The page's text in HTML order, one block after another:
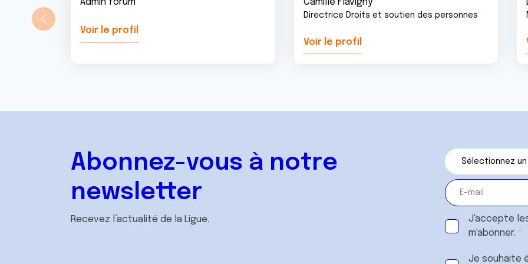
Admin forum
Voir le profil
Camille Flavigny
Directrice Droits et soutien des personnes
Voir le profil
Abonnez-vous à notre
newsletter
Recevez l’actualité de la Ligue.
J'accepte
m'abonner.
Je souhaite